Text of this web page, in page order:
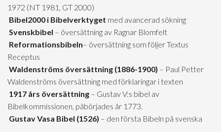
1972 (NT 1981, GT 2000)
Bibel2000 i Bibelverktyget med avancerad sökning
Svenskbibel – översättning av Ragnar Blomfelt
Reformationsbibeln– översättning som följer Textus
Receptus
Waldenströms översättning (1886-1900) – Paul Petter
Waldenströms översättning med förklaringar i texten
1917 års översättning – Gustav V:s bibel av
Bibelkommissionen, påbörjades år 1773.
Gustav Vasa Bibel (1526) – den första Bibeln på svenska